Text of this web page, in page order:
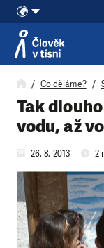
Přeskočit na obsah
Co děláme?
Tak
vodu, až
26. 8. 2013 2